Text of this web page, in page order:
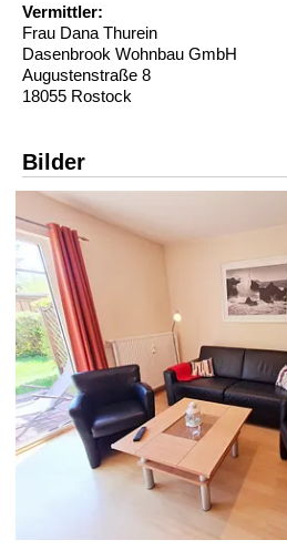
Vermittler:
Frau Dana Thurein
Dasenbrook Wohnbau GmbH
Augustenstraße 8
18055 Rostock
Bilder